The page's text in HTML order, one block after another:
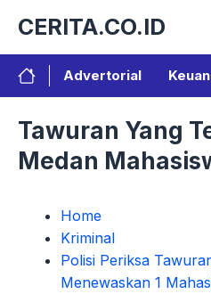
isi
CERITA.CO.ID
Advertorial
Tawuran Yang
Medan
Home
Kriminal
Polisi Periksa
Menewaskan 1